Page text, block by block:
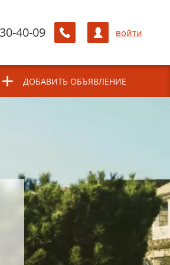
40-09 войти
ДОБАВИТЬ ОБЪЯВЛЕНИЕ